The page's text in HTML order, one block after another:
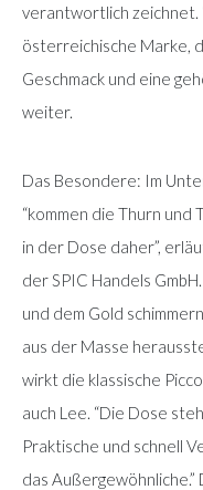
verantwortlich zeichnet.
österreichische Marke,
Geschmack und eine
weiter.
Das Besondere: Im
“kommen die Thurn und
in der Dose daher”,
der SPIC Handels
und dem Gold
aus der Masse
wirkt die klassische
auch Lee. “Die Dose
Praktische und schnell
das Außergewöhnliche.”